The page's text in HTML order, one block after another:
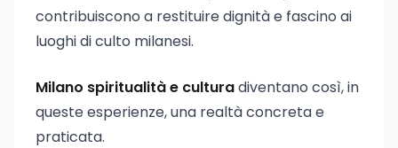
contribuiscono a restituire dignità e fascino ai
luoghi di culto milanesi.
Milano spiritualità e culturadiventano così, in
queste esperienze, una realtà concreta e
praticata.